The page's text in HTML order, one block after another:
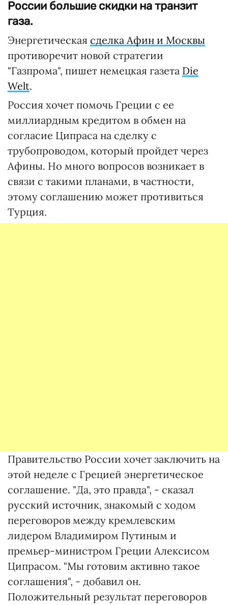
России большие скидки на транзит
газа.
Энергетическая сделка Афин и Москвы
противоречит новой стратегии
"Газпрома", пишет немецкая газета Die
Welt.
Россия хочет помочь Греции с ее
миллиардным кредитом в обмен на
согласие Ципраса на сделку с
трубопроводом, который пройдет через
Афины. Но много вопросов возникает в
связи с такими планами, в частности,
этому соглашению может противиться
Турция.
Правительство России хочет заключить на
этой неделе с Грецией энергетическое
соглашение. "Да, это правда", - сказал
русский источник, знакомый с ходом
переговоров между кремлевским
лидером Владимиром Путиным и
премьер-министром Греции Алексисом
Ципрасом. "Мы готовим активно такое
соглашения", - добавил он.
Положительный результат переговоров